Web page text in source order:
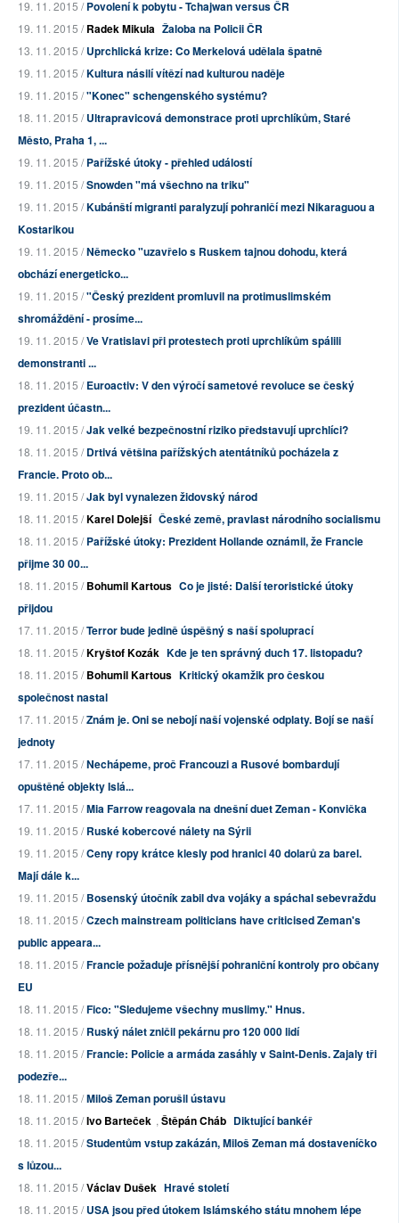
19. 11. 2015 /Povolení k pobytu - Tchajwan versus ČR
19. 11. 2015 /Radek Mikula Žaloba na Policii ČR
13. 11. 2015 /Uprchlická krize: Co Merkelová udělala špatně
19. 11. 2015 /Kultura násilí vítězí nad kulturou naděje
19. 11. 2015 /"Konec" schengenského systému?
18. 11. 2015 /Ultrapravicová demonstrace proti uprchlíkům, Staré
Město, Praha 1, ...
19. 11. 2015 /Pařížské útoky - přehled událostí
19. 11. 2015 /Snowden "má všechno na triku"
19. 11. 2015 /Kubánští migranti paralyzují pohraničí mezi Nikaraguou a
Kostarikou
19. 11. 2015 /Německo "uzavřelo s Ruskem tajnou dohodu, která
obchází energeticko...
19. 11. 2015 /"Český prezident promluvil na protimuslimském
shromáždění - prosíme...
19. 11. 2015 /Ve Vratislavi při protestech proti uprchlíkům spálili
demonstranti ...
18. 11. 2015 /Euroactiv: V den výročí sametové revoluce se český
prezident účastn...
19. 11. 2015 /Jak velké bezpečnostní riziko představují uprchlíci?
18. 11. 2015 /Drtivá většina pařížských atentátníků pocházela z
Francie. Proto ob...
19. 11. 2015 /Jak byl vynalezen židovský národ
18. 11. 2015 /Karel Dolejší České země, pravlast národního socialismu
18. 11. 2015 /Pařížské útoky: Prezident Hollande oznámil, že Francie
přijme 30 00...
18. 11. 2015 /Bohumil Kartous Co je jisté: Další teroristické útoky
přijdou
17. 11. 2015 /Terror bude jedině úspěšný s naší spoluprací
18. 11. 2015 /Kryštof Kozák Kde je ten správný duch 17. listopadu?
18. 11. 2015 /Bohumil Kartous Kritický okamžik pro českou
společnost nastal
17. 11. 2015 /Znám je. Oni se nebojí naší vojenské odplaty. Bojí se naší
jednoty
17. 11. 2015 /Nechápeme, proč Francouzi a Rusové bombardují
opuštěné objekty Islá...
17. 11. 2015 /Mia Farrow reagovala na dnešní duet Zeman - Konvička
19. 11. 2015 /Ruské kobercové nálety na Sýrii
19. 11. 2015 /Ceny ropy krátce klesly pod hranici 40 dolarů za barel.
Mají dále k...
19. 11. 2015 /Bosenský útočník zabil dva vojáky a spáchal sebevraždu
18. 11. 2015 /Czech mainstream politicians have criticised Zeman's
public appeara...
18. 11. 2015 /Francie požaduje přísnější pohraniční kontroly pro občany
EU
18. 11. 2015 /Fico: "Sledujeme všechny muslimy." Hnus.
18. 11. 2015 /Ruský nálet zničil pekárnu pro 120 000 lidí
18. 11. 2015 /Francie: Policie a armáda zasáhly v Saint-Denis. Zajaly tři
podezře...
18. 11. 2015 /Miloš Zeman porušil ústavu
18. 11. 2015 /Ivo Barteček , Štěpán Cháb Diktující bankéř
18. 11. 2015 /Studentům vstup zakázán, Miloš Zeman má dostaveníčko
s lůzou...
18. 11. 2015 /Václav Dušek Hravé století
18. 11. 2015 /USA jsou před útokem Islámského státu mnohem lépe